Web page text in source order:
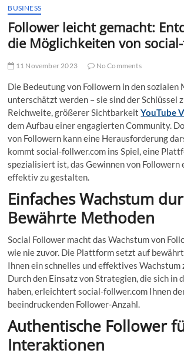
BUSINESS
Follower leicht gemacht:
die Möglichkeiten von
11 November 2023 No Comments
Die Bedeutung von Followern in den sozialen
unterschätzt werden – sie sind der Schlüssel
Reichweite, größerer SichtbarkeitYouTube
dem Aufbau einer engagierten Community.
von Followern kann eine Herausforderung
kommt social-follwer.com ins Spiel, eine
spezialisiert ist, das Gewinnen von Followern
effektiv zu gestalten.
Einfaches Wachstum
Bewährte Methoden
Social Follower macht das Wachstum von
wie nie zuvor. Die Plattform setzt auf
Ihnen ein schnelles und effektives Wachstum
Durch den Einsatz von Strategien, die sich in
haben, erleichtert social-follwer.com Ihnen
beeindruckenden Follower-Anzahl.
Authentische Follower
Interaktionen